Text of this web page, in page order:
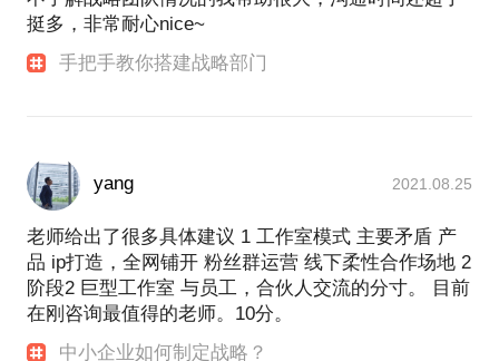
挺多，非常耐心nice~
手把手教你搭建战略部门
yang 2021.08.25
老师给出了很多具体建议 1 工作室模式 主要矛盾 产
品 ip打造，全网铺开 粉丝群运营 线下柔性合作场地 2
阶段2 巨型工作室 与员工，合伙人交流的分寸。 目前
在刚咨询最值得的老师。10分。
中小企业如何制定战略？